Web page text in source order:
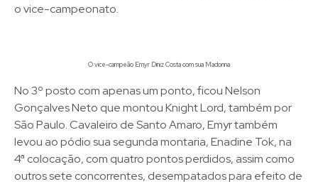
o vice-campeonato.
O vice-campeão Emyr Diniz Costa com sua Madonna
No 3º posto com apenas um ponto, ficou Nelson
Gonçalves Neto que montou Knight Lord, também por
São Paulo. Cavaleiro de Santo Amaro, Emyr também
levou ao pódio sua segunda montaria, Enadine Tok, na
4ª colocação, com quatro pontos perdidos, assim como
outros sete concorrentes, desempatados para efeito de